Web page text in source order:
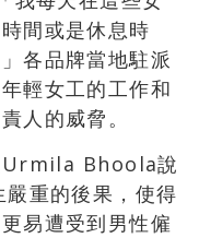
間或是休息時
各品牌當地駐派
輕女工的工作和
人的威脅。
Urmila Bhoola說
重的後果，使得
易遭受到男性僱